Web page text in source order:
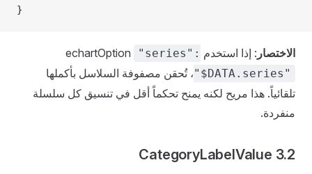
}
الاختصار : إذا استخدم echartOption "series":
"$DATA.series"، تُحقن مصفوفة السلاسل بأكملها
تلقائياً. هذا مريح لكنه يمنح تحكماً أقل في تنسيق كل سلسلة
منفردة.
3.2 CategoryLabelValue